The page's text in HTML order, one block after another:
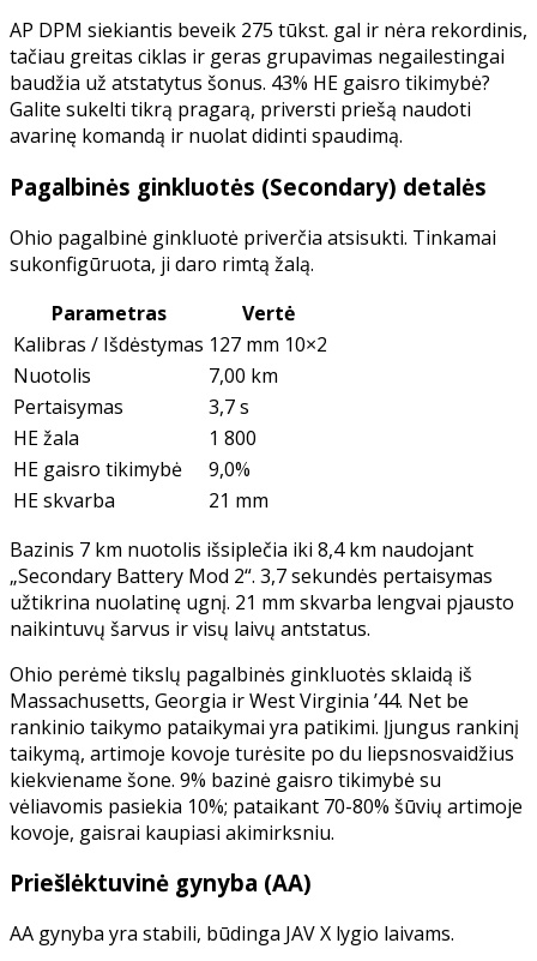
AP DPM siekiantis beveik 275 tūkst. gal ir nėra rekordinis,
tačiau greitas ciklas ir geras grupavimas negailestingai
baudžia už atstatytus šonus. 43% HE gaisro tikimybė?
Galite sukelti tikrą pragarą, priversti priešą naudoti
avarinę komandą ir nuolat didinti spaudimą.
Pagalbinės ginkluotės (Secondary) detalės
Ohio pagalbinė ginkluotė priverčia atsisukti. Tinkamai
sukonfigūruota, ji daro rimtą žalą.
Parametras
Vertė
Kalibras / Išdėstymas 127 mm 10×2
Nuotolis
7,00 km
Pertaisymas
3,7 s
HE žala
1 800
HE gaisro tikimybė
9,0%
HE skvarba
21 mm
Bazinis 7 km nuotolis išsiplečia iki 8,4 km naudojant
„Secondary Battery Mod 2“. 3,7 sekundės pertaisymas
užtikrina nuolatinę ugnį. 21 mm skvarba lengvai pjausto
naikintuvų šarvus ir visų laivų antstatus.
Ohio perėmė tikslų pagalbinės ginkluotės sklaidą iš
Massachusetts, Georgia ir West Virginia ’44. Net be
rankinio taikymo pataikymai yra patikimi. Įjungus rankinį
taikymą, artimoje kovoje turėsite po du liepsnosvaidžius
kiekviename šone. 9% bazinė gaisro tikimybė su
vėliavomis pasiekia 10%; pataikant 70-80% šūvių artimoje
kovoje, gaisrai kaupiasi akimirksniu.
Priešlėktuvinė gynyba (AA)
AA gynyba yra stabili, būdinga JAV X lygio laivams.